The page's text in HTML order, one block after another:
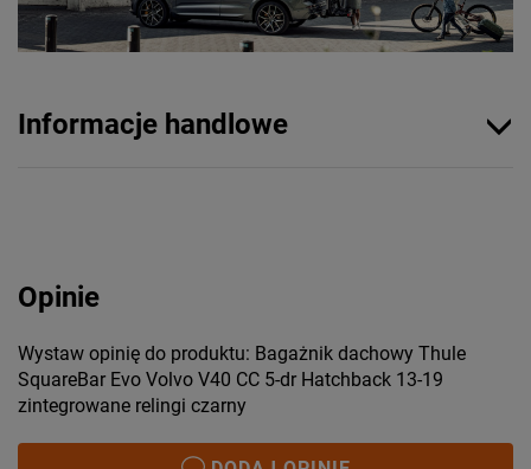
Informacje handlowe
Opinie
Wystaw opinię do produktu: Bagażnik dachowy Thule
SquareBar Evo Volvo V40 CC 5-dr Hatchback 13-19
zintegrowane relingi czarny